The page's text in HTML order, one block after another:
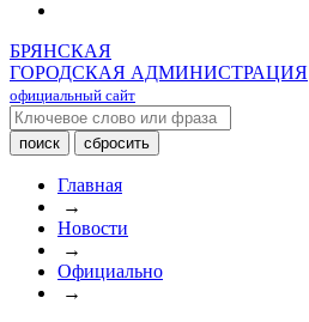
БРЯНСКАЯ
ГОРОДСКАЯ АДМИНИСТРАЦИЯ
официальный сайт
Главная
→
Новости
→
Официально
→